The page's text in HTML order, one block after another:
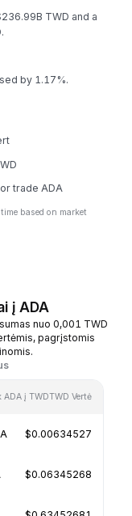
TWD and a
by 1.17%.
trade ADA
based on market
į ADA
nuo 0,001 TWD
pagrįstomis
ADA į TWDTWD Vertė
$0.00634527
$0.06345268